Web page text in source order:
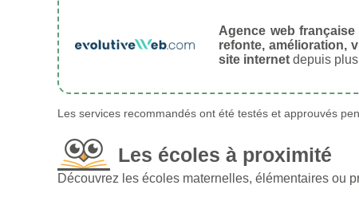
Agence web française
refonte, amélioration,
site internet depuis
Les services recommandés ont été testés et approuvés
Les écoles à proximité
Découvrez les écoles maternelles, élémentaires ou